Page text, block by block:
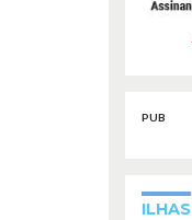
PUB
ILHAS